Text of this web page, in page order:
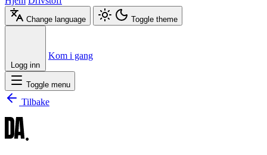
Change language Toggle theme
Logg inn
Kom i gang
Toggle menu
Tilbake